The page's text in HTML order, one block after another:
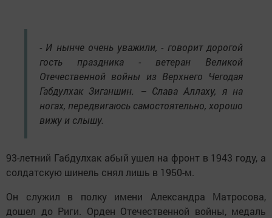
- И нынче очень уважили, - говорит дорогой
гость праздника - ветеран Великой
Отечественной войны из Верхнего Чегодая
Габдулхак Зиганшин. – Слава Аллаху, я на
ногах, передвигаюсь самостоятельно, хорошо
вижу и слышу.
93-летний Габдулхак абый ушел на фронт в 1943 году, а
солдатскую шинель снял лишь в 1950-м.
Он служил в полку имени Александра Матросова,
дошел до Риги. Орден Отечественной войны, медаль